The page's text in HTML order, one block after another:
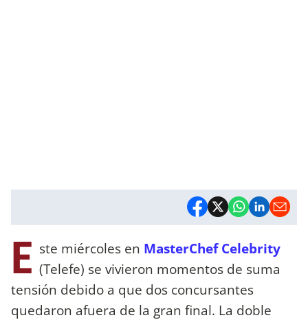
E ste miércoles en MasterChef Celebrity
(Telefe) se vivieron momentos de suma
tensión debido a que dos concursantes
quedaron afuera de la gran final. La doble